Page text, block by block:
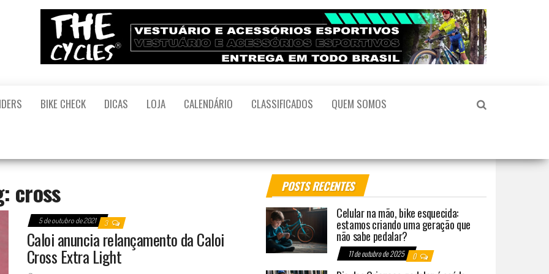
BIKE CHECK DICAS LOJA CALENDÁRIO CLASSIFICADOS QUEM SOMOS
cross
5 de outubro de 2021 3
Caloi anuncia relançamento da Caloi
Cross Extra Light
POSTS RECENTES
Celular na mão, bike esquecida:
estamos criando uma geração que
não sabe pedalar?
11 de outubro de 2025 0